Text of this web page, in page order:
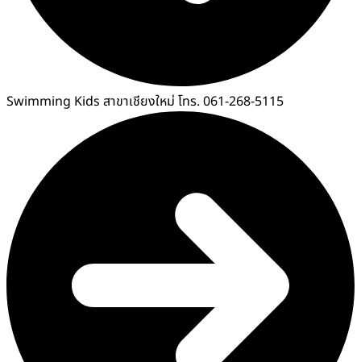
Swimming Kids สาขาเชียงใหม่ โทร. 061-268-5115